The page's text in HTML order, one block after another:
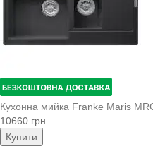
Кухонна мийка Franke Maris
10660 грн.
Купити